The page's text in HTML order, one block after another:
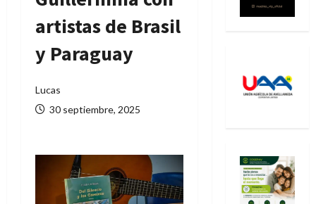
artistas de Brasil
y Paraguay
Lucas
30 septiembre, 2025